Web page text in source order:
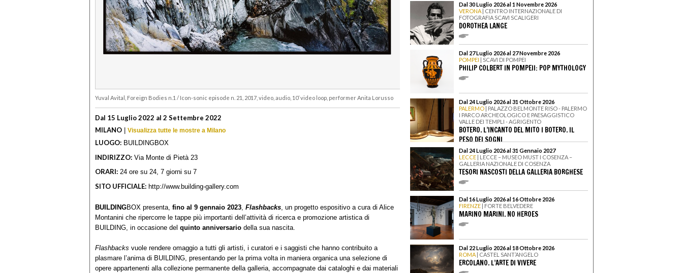
Yuval Avital, Foreign Bodies n.1 / Icon-sonic episode n. 21, 2017, video, audio, 10’ video loop, performer Anita Lorusso
Dal 15 Luglio 2022 al 2 Settembre 2022
MILANO | Visualizza tutte le mostre a Milano
LUOGO: BUILDINGBOX
INDIRIZZO: Via Monte di Pietà 23
ORARI: 24 ore su 24, 7 giorni su 7
SITO UFFICIALE: http://www.building-gallery.com
BUILDINGBOX presenta, fino al 9 gennaio 2023, Flashbacks, un progetto espositivo a cura di Alice
Montanini che ripercorre le tappe più importanti dell’attività di ricerca e promozione artistica di
BUILDING, in occasione del quinto anniversario della sua nascita.
Flashbacks vuole rendere omaggio a tutti gli artisti, i curatori e i saggisti che hanno contribuito a
plasmare l’anima di BUILDING, presentando per la prima volta in maniera organica una selezione di
opere appartenenti alla collezione permanente della galleria, accompagnate dai cataloghi e dai materiali
Dal 30 Luglio 2026 al 1 Novembre 2026
VERONA | CENTRO INTERNAZIONALE DI
FOTOGRAFIA SCAVI SCALIGERI
DOROTHEA LANGE
Dal 27 Luglio 2026 al 27 Novembre 2026
POMPEI | SCAVI DI POMPEI
PHILIP COLBERT IN POMPEII: POP MYTHOLOGY
Dal 24 Luglio 2026 al 31 Ottobre 2026
PALERMO | PALAZZO BELMONTE RISO - PALERMO
I PARCO ARCHEOLOGICO E PAESAGGISTICO
VALLE DEI TEMPLI - AGRIGENTO
BOTERO. L’INCANTO DEL MITO I BOTERO. IL
PESO DEI SOGNI
Dal 24 Luglio 2026 al 31 Gennaio 2027
LECCE | LECCE – MUSEO MUST I COSENZA –
GALLERIA NAZIONALE DI COSENZA
TESORI NASCOSTI DELLA GALLERIA BORGHESE
Dal 16 Luglio 2026 al 16 Ottobre 2026
FIRENZE | FORTE BELVEDERE
MARINO MARINI. NO HEROES
Dal 22 Luglio 2026 al 18 Ottobre 2026
ROMA | CASTEL SANT’ANGELO
ERCOLANO. L’ARTE DI VIVERE